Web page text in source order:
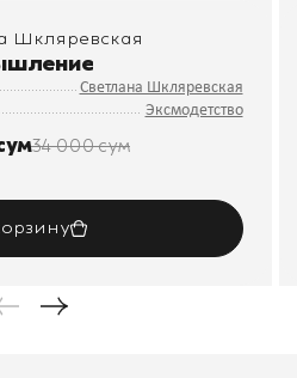
Шкляревская
Светлана Шкляревская
Эксмодетство
34 000 сум